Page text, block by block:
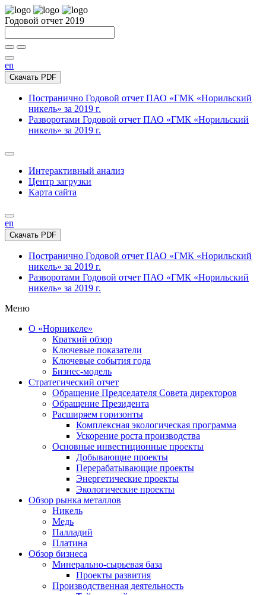
Годовой отчет 2019
en
Скачать PDF
Постранично Годовой отчет ПАО «ГМК «Норильский
никель» за 2019 г.
Разворотами Годовой отчет ПАО «ГМК «Норильский
никель» за 2019 г.
Интерактивный анализ
Центр загрузки
Карта сайта
en
Скачать PDF
Постранично Годовой отчет ПАО «ГМК «Норильский
никель» за 2019 г.
Разворотами Годовой отчет ПАО «ГМК «Норильский
никель» за 2019 г.
Меню
О «Норникеле»
Краткий обзор
Ключевые показатели
Ключевые события года
Бизнес-модель
Стратегический отчет
Обращение Председателя Совета директоров
Обращение Президента
Расширяем горизонты
Комплексная экологическая программа
Ускорение роста производства
Основные инвестиционные проекты
Добывающие проекты
Перерабатывающие проекты
Энергетические проекты
Экологические проекты
Обзор рынка металлов
Никель
Медь
Палладий
Платина
Обзор бизнеса
Минерально-сырьевая база
Проекты развития
Производственная деятельность